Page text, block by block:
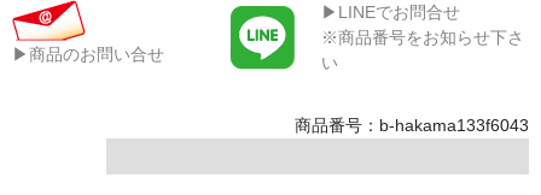
▶商品のお問い合せ
▶LINEでお問合せ
※商品番号をお知らせ下さ
い
商品番号：b-hakama133f6043